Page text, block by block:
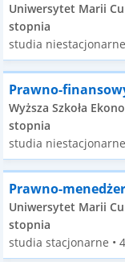
Uniwersytet Marii
stopnia
studia
Prawno-
Wyższa Szkoła
stopnia
studia
Prawno-
Uniwersytet Marii
stopnia
studia stacjonarne •